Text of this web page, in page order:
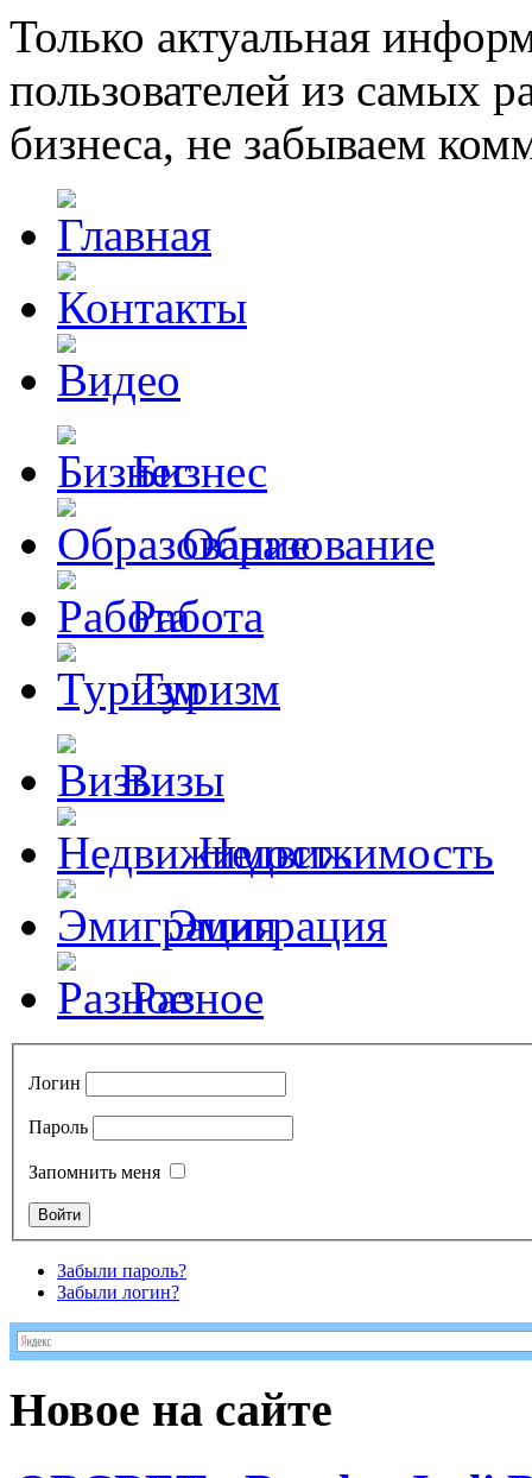
Только актуальная
пользователей из самых
бизнеса, не забываем
Бизнес
Образование
Работа
Туризм
Визы
Недвижимость
Эмиграция
Разное
Логин
Пароль
Запомнить меня
Забыли пароль?
Забыли логин?
Новое на сайте